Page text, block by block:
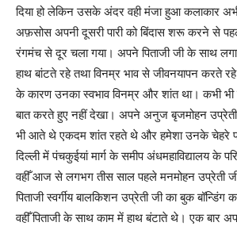
दिया हो लेकिन उसके अंदर वही मंजा हुआ कलाकार
अफ़सोस अपनी दूसरी पारी को बिंदास शरू करने से
रंगमंच से दूर चला गया। अपने पिताजी जी के साथ
हाथ बांटते रहे तथा विनम्र भाव से जीवनयापन करते
के कारण उनका स्वभाव विनम्र और शांत था। कभी
बात करते हुए नहीं देखा। अपने अनुज बृजमोहन
भी आते थे एकदम शांत रहते थे और हमेशा उनके चेहरे
दिल्ली में पंचकुईयां मार्ग के समीप अंधमहाविद्यालय के
वहीँ आज से लगभग तीस साल पहले मनमोहन उप्रेती
पिताजी स्वर्गीय बालकिशन उप्रेती जी का बुक बॉन्डिंग
वहीँ पिताजी के साथ काम में हाथ बंटाते थे। एक बार